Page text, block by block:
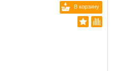
В корзину